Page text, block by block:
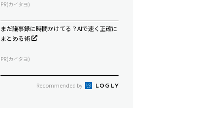
PR(カイタヨ)
まだ議事録に時間かけてる？AIで速く正確に
まとめる術
PR(カイタヨ)
Recommended by